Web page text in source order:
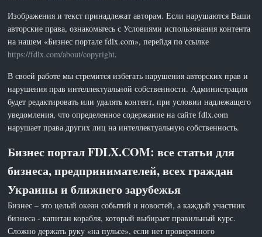
Изображения и текст принадлежат авторам. Если нарушаются Ваши
авторские права, ознакомьтесь с Условиями использования контента
на нашем «Бизнес портале fdlx.com», перейдя по ссылке
https://fdlx.com/about/copyright.
В своей работе мы стремится избегать нарушения авторских прав и
нарушения прав интеллектуальной собственности. Администрация
будет редактировать или удалять контент, при условии надлежащего
уведомления, что определенное содержание на сайте fdlx.com
нарушает права других лиц на интеллектуальную собственность.
Бизнес портал FDLX.COM: все статьи для
бизнеса, предпринимателей, всех граждан
Украины и ближнего зарубежья
Бизнес – это целый океан событий и новостей, а каждый участник
бизнеса - капитан корабля, который выбирает правильный курс.
Сложно держать руку «на пульсе», если нет проверенного